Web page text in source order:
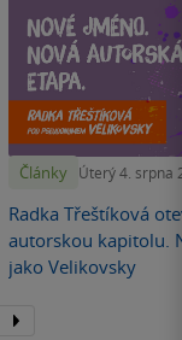
Články Úterý 4. srpna
Radka Třeštíková
autorskou kapitolu.
jako Velikovsky